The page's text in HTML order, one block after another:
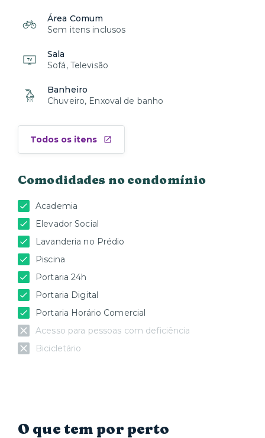
Área Comum
Sem itens inclusos
Sala
Sofá, Televisão
Banheiro
Chuveiro, Enxoval de banho
Todos os itens
Comodidades no condomínio
Academia
Elevador Social
Lavanderia no Prédio
Piscina
Portaria 24h
Portaria Digital
Portaria Horário Comercial
Acesso para pessoas com deficiência
Bicicletário
O que tem por perto